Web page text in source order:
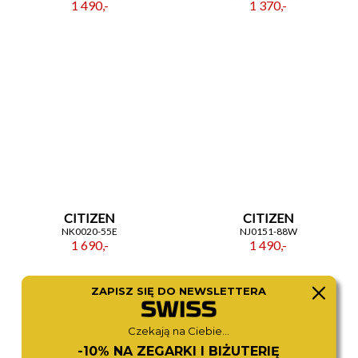
1 490,- 1 370,-
CITIZEN
NK0020-55E
1 690,-
CITIZEN
NJ0151-88W
1 490,-
ZAPISZ SIĘ DO NEWSLETTERA
Czekają na Ciebie...
-10% NA ZEGARKI I BIŻUTERIĘ